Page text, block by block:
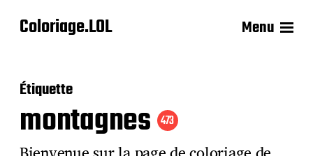
Coloriage.LOL Menu
Étiquette
montagnes 473